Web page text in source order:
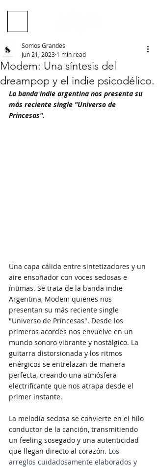
Modem: Una síntesis del
dreampop y el indie psicodélico.
Somos Grandes
Jun 21, 2023 1 min read
La banda indie argentina nos presenta su
más reciente single "Universo de
Princesas".
Una capa cálida entre sintetizadores y un
aire ensoñador con voces sedosas e
íntimas. Se trata de la banda indie
Argentina, Modem quienes nos
presentan su más reciente single
"Universo de Princesas". Desde los
primeros acordes nos envuelve en un
mundo sonoro vibrante y nostálgico. La
guitarra distorsionada y los ritmos
enérgicos se entrelazan de manera
perfecta, creando una atmósfera
electrificante que nos atrapa desde el
primer instante.
La melodía sedosa se convierte en el hilo
conductor de la canción, transmitiendo
un feeling sosegado y una autenticidad
que llegan directo al corazón. Los
arreglos cuidadosamente elaborados y